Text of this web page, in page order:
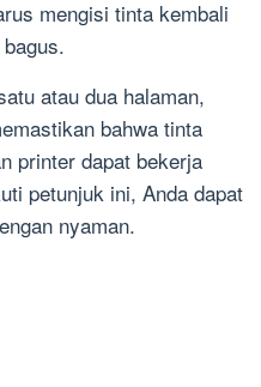
mengisi tinta kembali
atau dua halaman,
bahwa tinta
printer dapat bekerja
petunjuk ini, Anda dapat
nyaman.